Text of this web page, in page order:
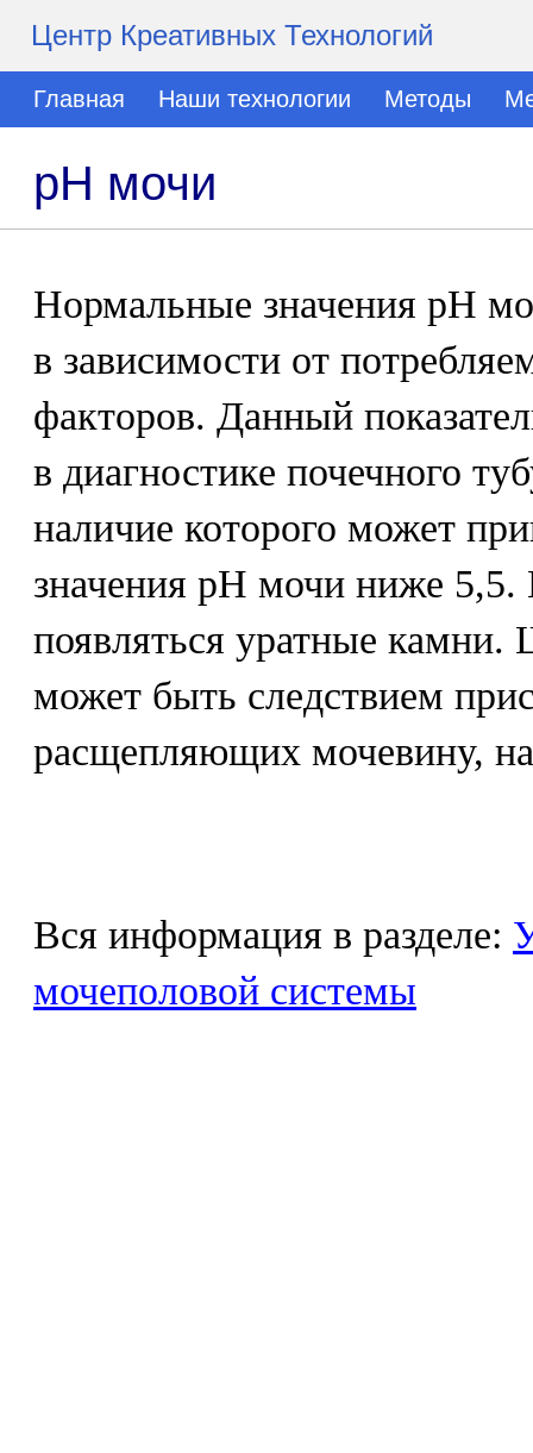
Центр Креативных Технологий
Главная Наши технологии Методы
рН мочи
Нормальные значения рН
в зависимости от
факторов. Данный
в диагностике почечного
наличие которого может
значения рН мочи ниже 5,5.
появляться уратные
может быть следствием
расщепляющих мочевину,
Вся информация в разделе:
мочеполовой системы